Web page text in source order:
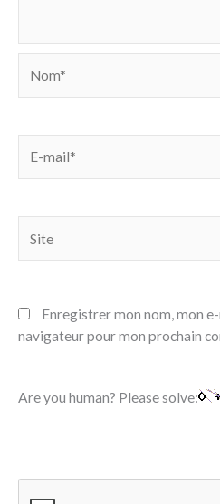
mail*
Enregistrer mon nom, mon
navigateur pour mon prochain
Are you human? Please solve: